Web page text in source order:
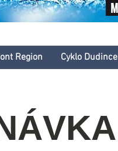
Region Cyklo Dudince